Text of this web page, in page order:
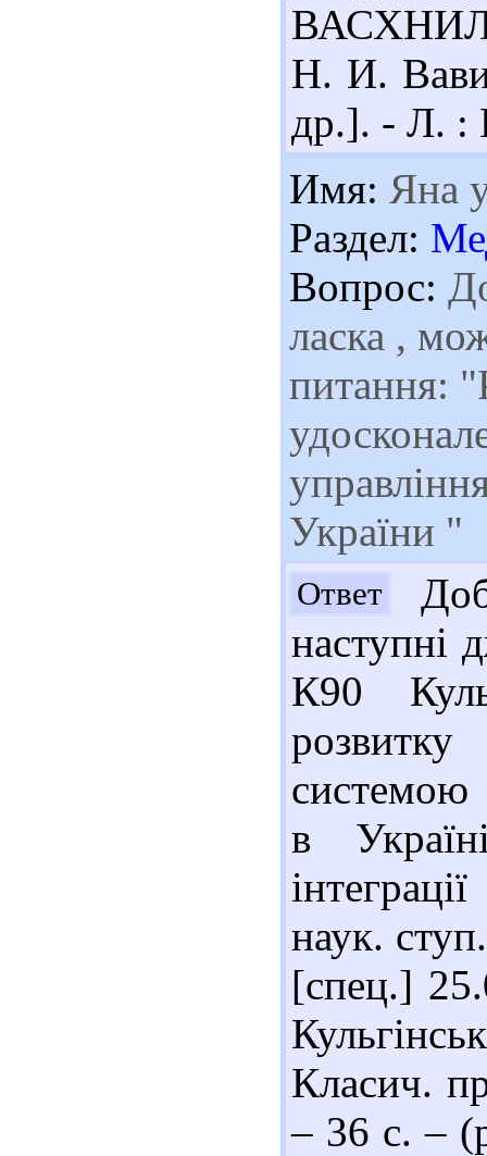
Н. И.
др.]. - Л. :
Имя: Яна
Раздел:
Вопрос:
ласка ,
питання:
України "
Ответ
наступні
К90
системою
в
наук.
[спец.]
Класич.
– 36 с. –